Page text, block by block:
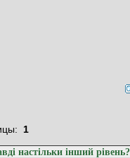
1
настільки інший рівень?